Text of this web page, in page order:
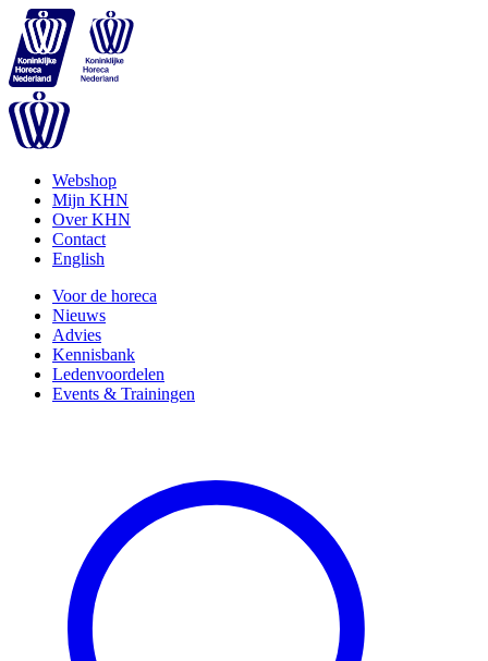
Webshop
Mijn KHN
Over KHN
Contact
English
Voor de horeca
Nieuws
Advies
Kennisbank
Ledenvoordelen
Events & Trainingen